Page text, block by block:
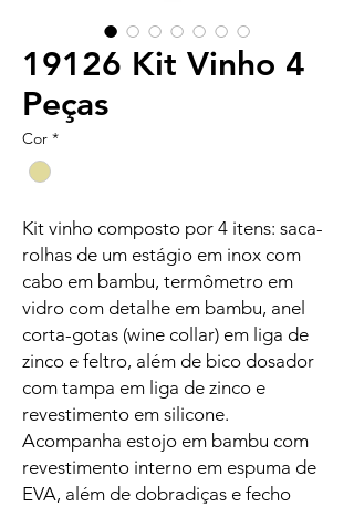
19126 Kit Vinho 4
Peças
Cor *
Kit vinho composto por 4 itens: saca-
rolhas de um estágio em inox com
cabo em bambu, termômetro em
vidro com detalhe em bambu, anel
corta-gotas (wine collar) em liga de
zinco e feltro, além de bico dosador
com tampa em liga de zinco e
revestimento em silicone.
Acompanha estojo em bambu com
revestimento interno em espuma de
EVA, além de dobradiças e fecho